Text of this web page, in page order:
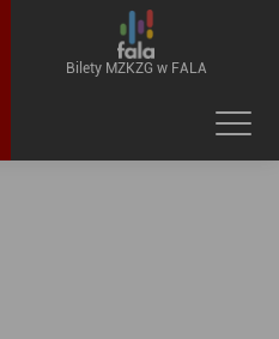
Bilety MZKZG w FALA